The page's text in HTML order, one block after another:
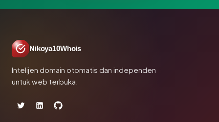
Nikoya10Whois
Intelijen domain otomatis dan independen
untuk web terbuka.